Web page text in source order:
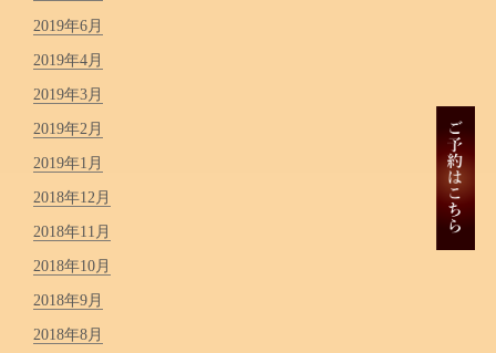
2019年6月
2019年4月
2019年3月
2019年2月
2019年1月
2018年12月
2018年11月
2018年10月
2018年9月
2018年8月